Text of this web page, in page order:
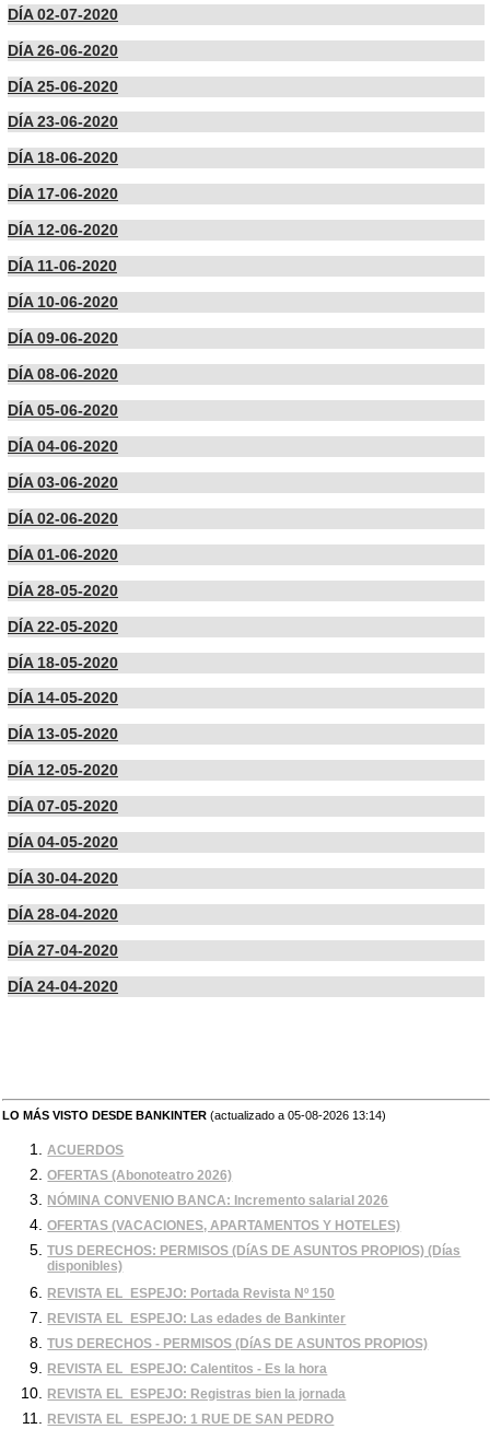
DÍA 02-07-2020
DÍA 26-06-2020
DÍA 25-06-2020
DÍA 23-06-2020
DÍA 18-06-2020
DÍA 17-06-2020
DÍA 12-06-2020
DÍA 11-06-2020
DÍA 10-06-2020
DÍA 09-06-2020
DÍA 08-06-2020
DÍA 05-06-2020
DÍA 04-06-2020
DÍA 03-06-2020
DÍA 02-06-2020
DÍA 01-06-2020
DÍA 28-05-2020
DÍA 22-05-2020
DÍA 18-05-2020
DÍA 14-05-2020
DÍA 13-05-2020
DÍA 12-05-2020
DÍA 07-05-2020
DÍA 04-05-2020
DÍA 30-04-2020
DÍA 28-04-2020
DÍA 27-04-2020
DÍA 24-04-2020
LO MÁS VISTO DESDE BANKINTER (actualizado a 05-08-2026 13:14)
ACUERDOS
OFERTAS (Abonoteatro 2026)
NÓMINA CONVENIO BANCA: Incremento salarial 2026
OFERTAS (VACACIONES, APARTAMENTOS Y HOTELES)
TUS DERECHOS: PERMISOS (DíAS DE ASUNTOS PROPIOS) (Días
disponibles)
REVISTA EL_ESPEJO: Portada Revista Nº 150
REVISTA EL_ESPEJO: Las edades de Bankinter
TUS DERECHOS - PERMISOS (DíAS DE ASUNTOS PROPIOS)
REVISTA EL_ESPEJO: Calentitos - Es la hora
REVISTA EL_ESPEJO: Registras bien la jornada
REVISTA EL_ESPEJO: 1 RUE DE SAN PEDRO